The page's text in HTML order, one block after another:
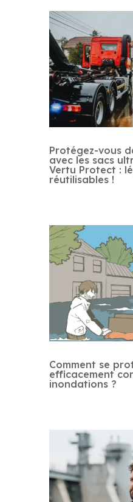
Protégez-vous
avec les sacs
Vertu Protect :
réutilisables !
Comment se
efficacement
inondations ?